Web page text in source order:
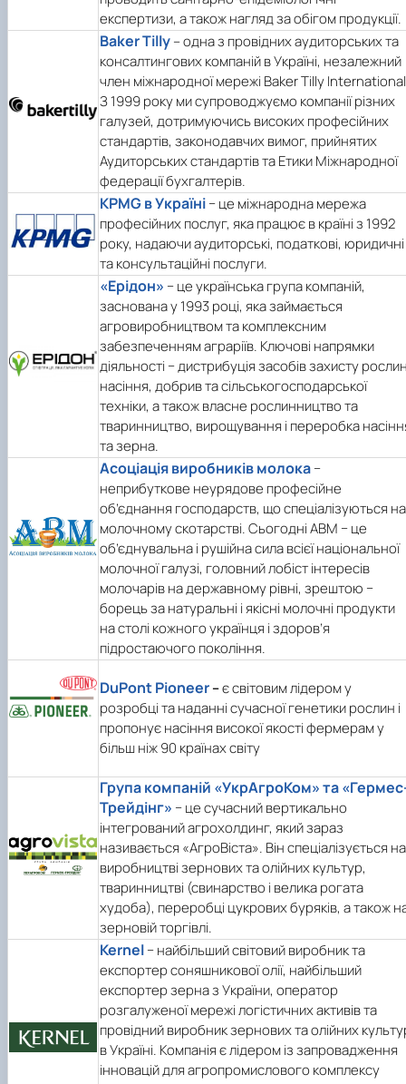
експертизи, а також нагляд за обігом продукції.
Baker Tilly– одна з провідних аудиторських та
консалтингових компаній в Україні, незалежний
член міжнародної мережі Baker Tilly
З 1999 року ми супроводжуємо компанії різних
галузей, дотримуючись високих професійних
стандартів, законодавчих вимог, прийнятих
Аудиторських стандартів та Етики Міжнародної
федерації бухгалтерів.
KPMG в Україні− це міжнародна мережа
професійних послуг, яка працює в країні з 1992
року, надаючи аудиторські, податкові, юридичні
та консультаційні послуги.
«Ерідон» − це українська група компаній,
заснована у 1993 році, яка займається
агровиробництвом та комплексним
забезпеченням аграріїв. Ключові напрямки
діяльності − дистрибуція засобів захисту
насіння, добрив та сільськогосподарської
техніки, а також власне рослинництво та
тваринництво, вирощування і переробка
та зерна.
Асоціація виробників молока−
неприбуткове неурядове професійне
об’єднання господарств, що спеціалізуються на
молочному скотарстві. Сьогодні АВМ − це
об’єднувальна і рушійна сила всієї національної
молочної галузі, головний лобіст інтересів
молочарів на державному рівні, зрештою −
борець за натуральні і якісні молочні продукти
на столі кожного українця і здоров’я
підростаючого покоління.
DuPont Pioneer–є світовим лідером у
розробці та наданні сучасної генетики рослин і
пропонує насіння високої якості фермерам у
більш ніж 90 країнах світу
Група компаній «УкрАгроКом» та
Трейдінг» − це сучасний вертикально
інтегрований агрохолдинг, який зараз
називається «АгроВіста». Він спеціалізується на
виробництві зернових та олійних культур,
тваринництві (свинарство і велика рогата
худоба), переробці цукрових буряків, а також
зерновій торгівлі.
Kernel− найбільший світовий виробник та
експортер соняшникової олії, найбільший
експортер зерна з України, оператор
розгалуженої мережі логістичних активів та
провідний виробник зернових та олійних
в Україні. Компанія є лідером із запровадження
інновацій для агропромислового комплексу